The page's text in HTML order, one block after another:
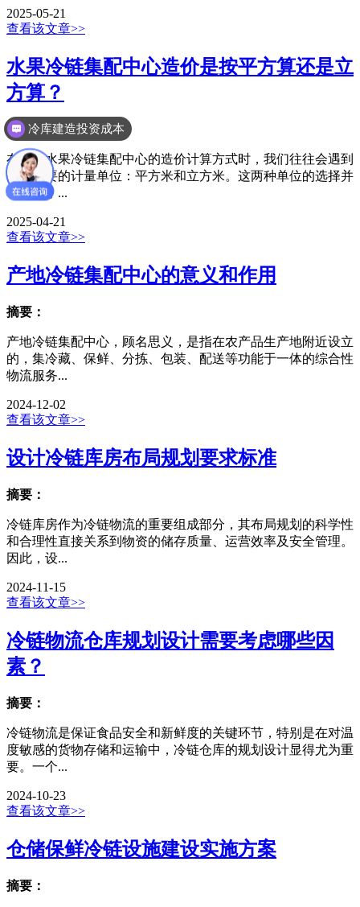
2025-05-21
查看该文章>>
水果冷链集配中心造价是按平方算还是立
方算？
摘要：
在探讨水果冷链集配中心的造价计算方式时，我们往往会遇到
两种主要的计量单位：平方米和立方米。这两种单位的选择并
非随意，...
2025-04-21
查看该文章>>
产地冷链集配中心的意义和作用
摘要：
产地冷链集配中心，顾名思义，是指在农产品生产地附近设立
的，集冷藏、保鲜、分拣、包装、配送等功能于一体的综合性
物流服务...
2024-12-02
查看该文章>>
设计冷链库房布局规划要求标准
摘要：
冷链库房作为冷链物流的重要组成部分，其布局规划的科学性
和合理性直接关系到物资的储存质量、运营效率及安全管理。
因此，设...
2024-11-15
查看该文章>>
冷链物流仓库规划设计需要考虑哪些因
素？
摘要：
冷链物流是保证食品安全和新鲜度的关键环节，特别是在对温
度敏感的货物存储和运输中，冷链仓库的规划设计显得尤为重
要。一个...
2024-10-23
查看该文章>>
仓储保鲜冷链设施建设实施方案
摘要：
冷库建造投资成本